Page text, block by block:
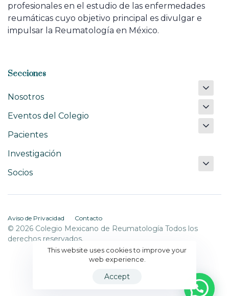
profesionales en el estudio de las enfermedades
reumáticas cuyo objetivo principal es divulgar e
impulsar la Reumatología en México.
Secciones
Nosotros
Eventos del Colegio
Pacientes
Investigación
Socios
Aviso de Privacidad Contacto
© 2026 Colegio Mexicano de Reumatología Todos los
derechos reservados.
This website uses cookies to improve your
web experience.
Accept